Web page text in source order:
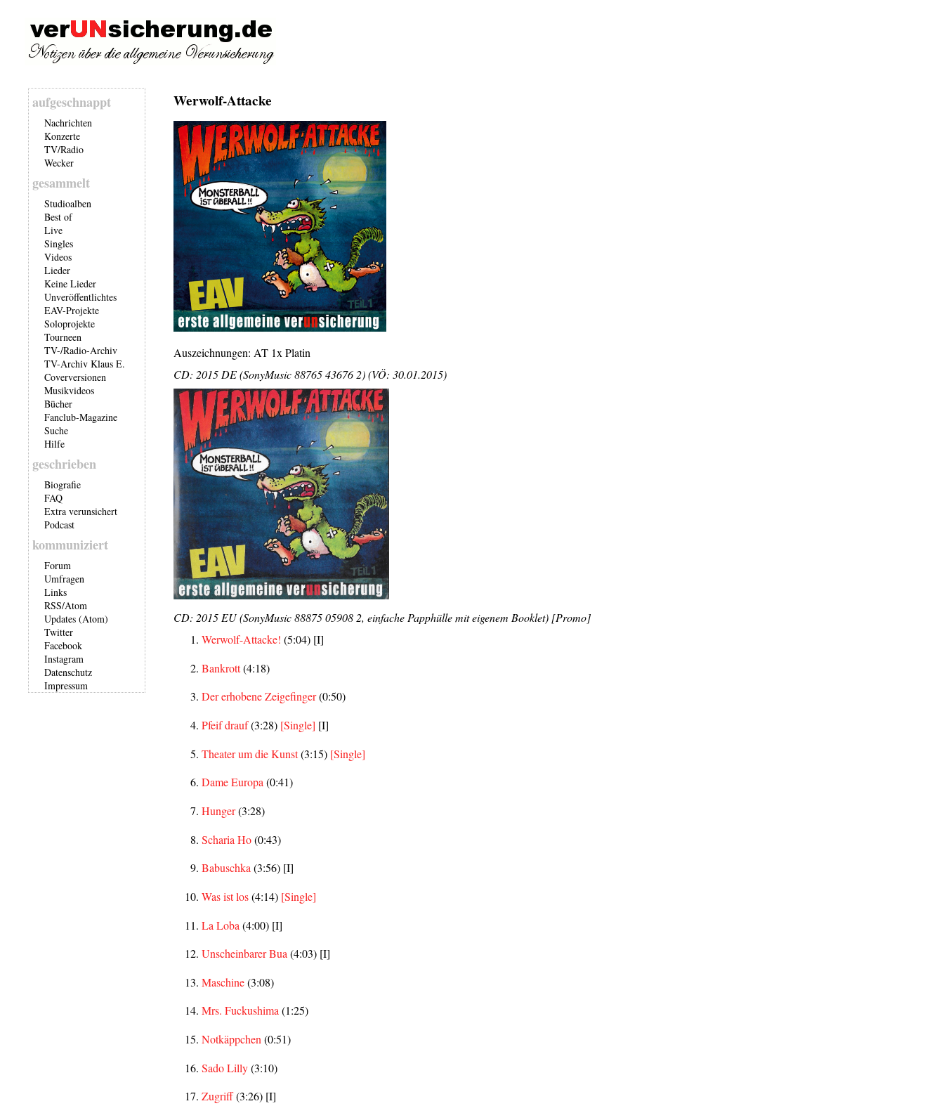
aufgeschnappt
Nachrichten
Konzerte
TV/Radio
Wecker
gesammelt
Studioalben
Best of
Live
Singles
Videos
Lieder
Keine Lieder
Unveröffentlichtes
EAV-Projekte
Soloprojekte
Tourneen
TV-/Radio-Archiv
TV-Archiv Klaus E.
Coverversionen
Musikvideos
Bücher
Fanclub-Magazine
Suche
Hilfe
geschrieben
Biografie
FAQ
Extra verunsichert
Podcast
kommuniziert
Forum
Umfragen
Links
RSS/Atom
Updates (Atom)
Twitter
Facebook
Instagram
Datenschutz
Impressum
Werwolf-Attacke
Auszeichnungen: AT 1x Platin
CD: 2015 DE (SonyMusic 88765 43676 2) (VÖ: 30.01.2015)
CD: 2015 EU (SonyMusic 88875 05908 2, einfache Papphülle mit eigenem Booklet) [Promo]
Werwolf-Attacke! (5:04) [I]
Bankrott(4:18)
Der erhobene Zeigefinger(0:50)
Pfeif drauf(3:28) [Single] [I]
Theater um die Kunst(3:15) [Single]
Dame Europa(0:41)
Hunger(3:28)
Scharia Ho(0:43)
Babuschka(3:56) [I]
Was ist los(4:14) [Single]
La Loba (4:00) [I]
Unscheinbarer Bua (4:03) [I]
Maschine(3:08)
Mrs. Fuckushima(1:25)
Notkäppchen (0:51)
Sado Lilly(3:10)
Zugriff(3:26) [I]